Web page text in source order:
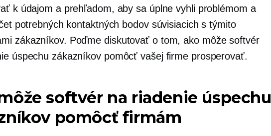
k údajom a prehľadom, aby sa úplne vyhli problémom a
potrebných kontaktných bodov súvisiacich s týmito
zákazníkov. Poďme diskutovať o tom, ako môže softvér
úspechu zákazníkov pomôcť vašej firme prosperovať.
softvér na riadenie úspechu
pomôcť firmám